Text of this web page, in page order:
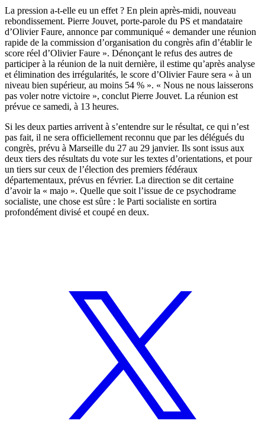
La pression a-t-elle eu un effet ? En plein après-midi, nouveau
rebondissement. Pierre Jouvet, porte-parole du PS et mandataire
d’Olivier Faure, annonce par communiqué « demander une réunion
rapide de la commission d’organisation du congrès afin d’établir le
score réel d’Olivier Faure ». Dénonçant le refus des autres de
participer à la réunion de la nuit dernière, il estime qu’après analyse
et élimination des irrégularités, le score d’Olivier Faure sera « à un
niveau bien supérieur, au moins 54 % ». « Nous ne nous laisserons
pas voler notre victoire », conclut Pierre Jouvet. La réunion est
prévue ce samedi, à 13 heures.
Si les deux parties arrivent à s’entendre sur le résultat, ce qui n’est
pas fait, il ne sera officiellement reconnu que par les délégués du
congrès, prévu à Marseille du 27 au 29 janvier. Ils sont issus aux
deux tiers des résultats du vote sur les textes d’orientations, et pour
un tiers sur ceux de l’élection des premiers fédéraux
départementaux, prévus en février. La direction se dit certaine
d’avoir la « majo ». Quelle que soit l’issue de ce psychodrame
socialiste, une chose est sûre : le Parti socialiste en sortira
profondément divisé et coupé en deux.